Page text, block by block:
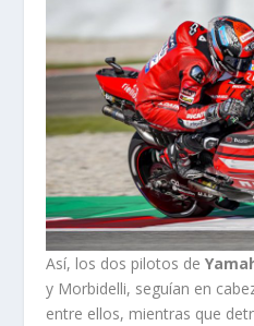
Así, los dos pilotos de
y Morbidelli, seguían en
entre ellos, mientras que